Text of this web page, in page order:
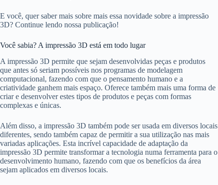
E você, quer saber mais sobre mais essa novidade sobre a impressão
3D? Continue lendo nossa publicação!
Você sabia? A impressão 3D está em todo lugar
A impressão 3D permite que sejam desenvolvidas peças e produtos
que antes só seriam possíveis nos programas de modelagem
computacional, fazendo com que o pensamento humano e a
criatividade ganhem mais espaço. Oferece também mais uma forma de
criar e desenvolver estes tipos de produtos e peças com formas
complexas e únicas.
Além disso, a impressão 3D também pode ser usada em diversos locais
diferentes, sendo também capaz de permitir a sua utilização nas mais
variadas aplicações. Esta incrível capacidade de adaptação da
impressão 3D permite transformar a tecnologia numa ferramenta para o
desenvolvimento humano, fazendo com que os benefícios da área
sejam aplicados em diversos locais.